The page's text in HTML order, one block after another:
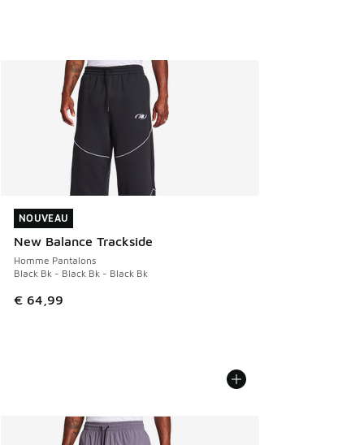
NOUVEAU
New Balance Trackside
Homme Pantalons
Black Bk - Black Bk - Black Bk
€ 64,99
NOUVEAU